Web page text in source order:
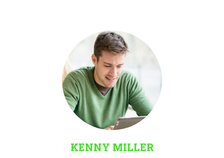
KENNY MILLER